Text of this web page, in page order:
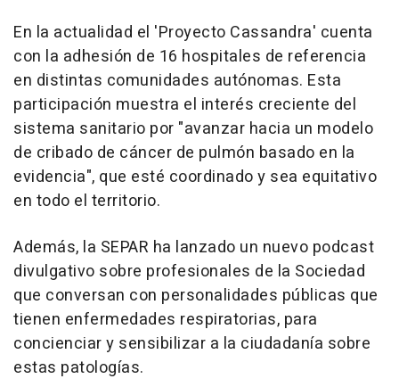
En la actualidad el 'Proyecto Cassandra' cuenta
con la adhesión de 16 hospitales de referencia
en distintas comunidades autónomas. Esta
participación muestra el interés creciente del
sistema sanitario por "avanzar hacia un modelo
de cribado de cáncer de pulmón basado en la
evidencia", que esté coordinado y sea equitativo
en todo el territorio.
Además, la SEPAR ha lanzado un nuevo podcast
divulgativo sobre profesionales de la Sociedad
que conversan con personalidades públicas que
tienen enfermedades respiratorias, para
concienciar y sensibilizar a la ciudadanía sobre
estas patologías.